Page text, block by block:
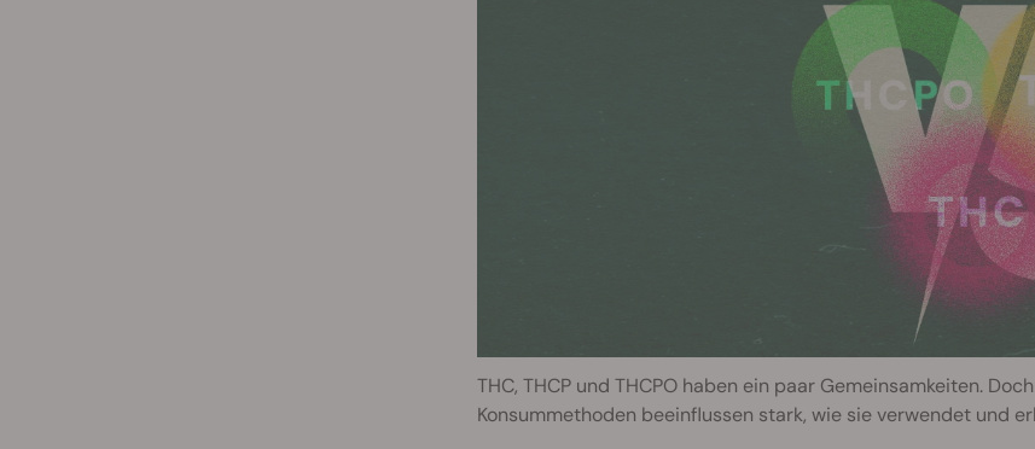
THC, THCP und THCPO haben ein paar Gemeinsamkeiten.
Konsummethoden beeinflussen stark, wie sie verwendet und